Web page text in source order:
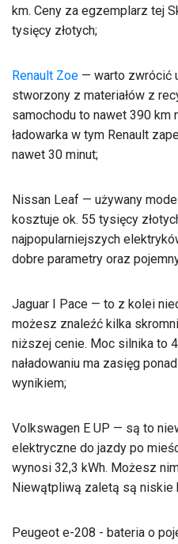
km. Ceny za egzemplarz tej
tysięcy złotych;
Renault Zoe — warto zwrócić
stworzony z materiałów z
samochodu to nawet 390 km
ładowarka w tym Renault
nawet 30 minut;
Nissan Leaf — używany
kosztuje ok. 55 tysięcy
najpopularniejszych
dobre parametry oraz
Jaguar I Pace — to z kolei
możesz znaleźć kilka
niższej cenie. Moc silnika to
naładowaniu ma zasięg
wynikiem;
Volkswagen E UP — są to
elektryczne do jazdy po
wynosi 32,3 kWh. Możesz
Niewątpliwą zaletą są niskie
Peugeot e-208 - bateria o